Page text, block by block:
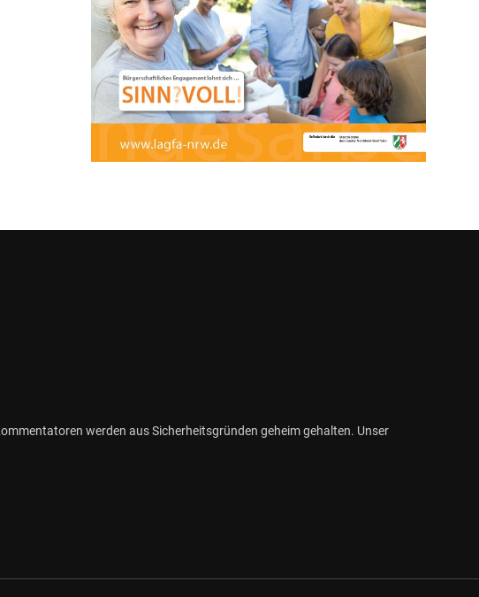
werden aus Sicherheitsgründen geheim gehalten. Unser